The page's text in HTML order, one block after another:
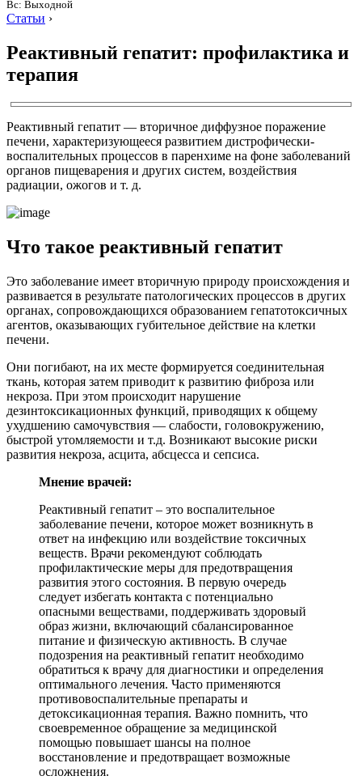
Вс: Выходной
Статьи ›
Реактивный гепатит: профилактика и
терапия
Реактивный гепатит — вторичное диффузное поражение
печени, характеризующееся развитием дистрофически-
воспалительных процессов в паренхиме на фоне заболеваний
органов пищеварения и других систем, воздействия
радиации, ожогов и т. д.
Что такое реактивный гепатит
Это заболевание имеет вторичную природу происхождения и
развивается в результате патологических процессов в других
органах, сопровождающихся образованием гепатотоксичных
агентов, оказывающих губительное действие на клетки
печени.
Они погибают, на их месте формируется соединительная
ткань, которая затем приводит к развитию фиброза или
некроза. При этом происходит нарушение
дезинтоксикационных функций, приводящих к общему
ухудшению самочувствия — слабости, головокружению,
быстрой утомляемости и т.д. Возникают высокие риски
развития некроза, асцита, абсцесса и сепсиса.
Мнение врачей:
Реактивный гепатит – это воспалительное
заболевание печени, которое может возникнуть в
ответ на инфекцию или воздействие токсичных
веществ. Врачи рекомендуют соблюдать
профилактические меры для предотвращения
развития этого состояния. В первую очередь
следует избегать контакта с потенциально
опасными веществами, поддерживать здоровый
образ жизни, включающий сбалансированное
питание и физическую активность. В случае
подозрения на реактивный гепатит необходимо
обратиться к врачу для диагностики и определения
оптимального лечения. Часто применяются
противовоспалительные препараты и
детоксикационная терапия. Важно помнить, что
своевременное обращение за медицинской
помощью повышает шансы на полное
восстановление и предотвращает возможные
осложнения.